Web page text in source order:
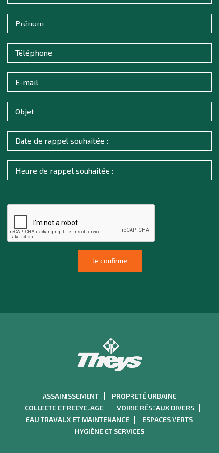
ASSAINISSEMENT
PROPRETÉ URBAINE
COLLECTE ET RECYCLAGE
VOIRIE RÉSEAUX DIVERS
EAU TRAVAUX ET MAINTENANCE
ESPACES VERTS
HYGIÈNE ET SERVICES